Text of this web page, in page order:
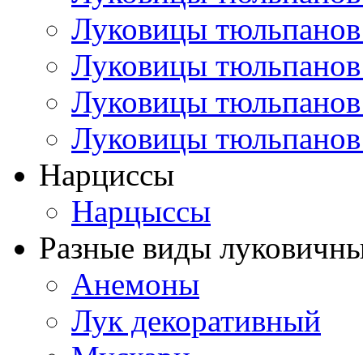
Луковицы
Луковицы
Луковицы
Луковицы
Нарциссы
Нарцыссы
Разные виды
Анемоны
Лук декоративный